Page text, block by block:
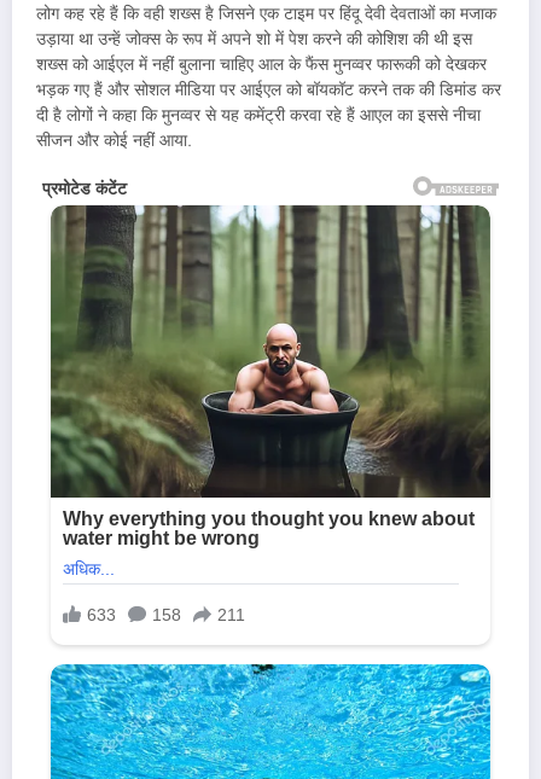
लोग कह रहे हैं कि वही शख्स है जिसने एक टाइम पर हिंदू देवी देवताओं का मजाक
उड़ाया था उन्हें जोक्स के रूप में अपने शो में पेश करने की कोशिश की थी इस
शख्स को आईएल में नहीं बुलाना चाहिए आल के फैंस मुनव्वर फारूकी को देखकर
भड़क गए हैं और सोशल मीडिया पर आईएल को बॉयकॉट करने तक की डिमांड कर
दी है लोगों ने कहा कि मुनव्वर से यह कमेंट्री करवा रहे हैं आएल का इससे नीचा
सीजन और कोई नहीं आया.